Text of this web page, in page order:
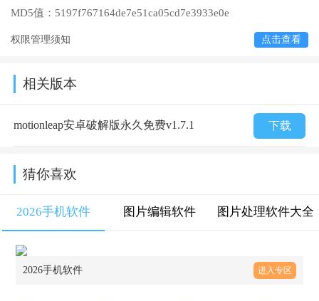
MD5值： 5197f767164de7e51ca05cd7e3933e0e
权限管理须知 点击查看
相关版本
motionleap安卓破解版永久免费v1.7.1 下载
猜你喜欢
2026手机软件 图片编辑软件 图片处理软件大全
2026手机软件 进入专区